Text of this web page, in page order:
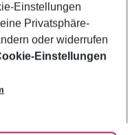
Einstellungen
Privatsphäre-
oder widerrufen
Einstellungen